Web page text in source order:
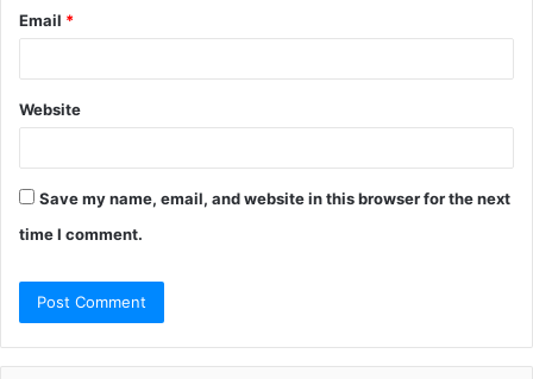
Email *
Website
Save my name, email, and website in this browser for the next
time I comment.